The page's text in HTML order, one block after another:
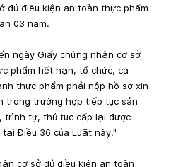
đủ điều kiện an toàn thực phẩm
03 năm.
ngày Giấy chứng nhận cơ sở
phẩm hết hạn, tổ chức, cá
thực phẩm phải nộp hồ sơ xin
trong trường hợp tiếp tục sản
trình tự, thủ tục cấp lại được
Điều 36 của Luật này."
cơ sở đủ điều kiện an toàn